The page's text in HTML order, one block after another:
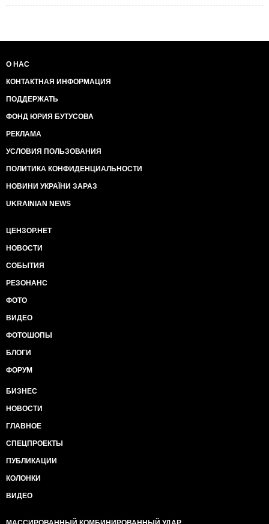
О НАС
КОНТАКТНАЯ ИНФОРМАЦИЯ
ПОДДЕРЖАТЬ
ФОНД ЮРИЯ БУТУСОВА
РЕКЛАМА
УСЛОВИЯ ПОЛЬЗОВАНИЯ
ПОЛИТИКА КОНФИДЕНЦИАЛЬНОСТИ
НОВИНИ УКРАЇНИ ЗАРАЗ
UKRAINIAN NEWS
ЦЕНЗОР.НЕТ
НОВОСТИ
СОБЫТИЯ
РЕЗОНАНС
ФОТО
ВИДЕО
ФОТОШОПЫ
БЛОГИ
ФОРУМ
БИЗНЕС
НОВОСТИ
ГЛАВНОЕ
СПЕЦПРОЕКТЫ
ПУБЛИКАЦИИ
КОЛОНКИ
ВИДЕО